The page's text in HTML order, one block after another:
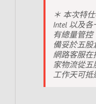
＊ 本次特仕
Intel 以及
有總量管
備妥於五
網路客服在
家物流從五
工作天可抵